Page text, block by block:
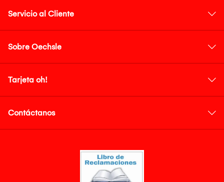
Servicio al Cliente
Sobre Oechsle
Tarjeta oh!
Contáctanos